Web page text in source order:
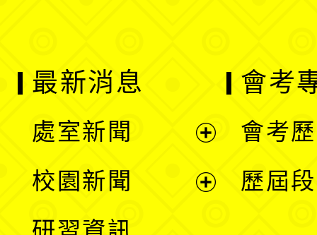
最新消息
處室新聞
校園新聞
會考
會考
歷屆